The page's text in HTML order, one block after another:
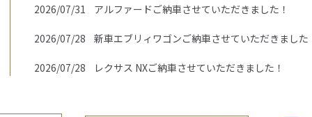
2026/07/31 アルファードご納車させていただきました！
2026/07/28 新車エブリィワゴンご納車させていただきました
2026/07/28 レクサス NXご納車させていただきました！